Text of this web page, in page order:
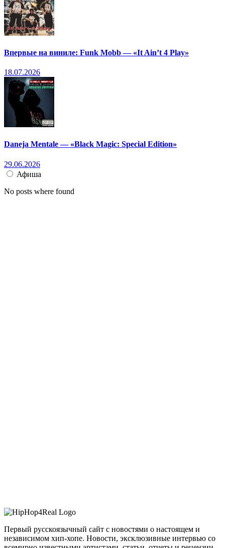
Впервые на виниле: Funk Mobb — «It Ain’t 4 Play»
18.07.2026
Daneja Mentale — «Black Magic: Special Edition»
29.06.2026
Афиша
No posts where found
Первый русскоязычный сайт с новостями о настоящем и
независимом хип-хопе. Новости, эксклюзивные интервью со